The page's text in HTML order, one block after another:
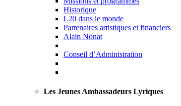
Historique
L20 dans le monde
Partenaires artistiques et financiers
Alain Nonat
Conseil d’Administration
Les Jeunes Ambassadeurs Lyriques